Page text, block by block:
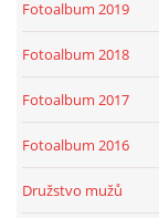
Fotoalbum 2019
Fotoalbum 2018
Fotoalbum 2017
Fotoalbum 2016
Družstvo mužů